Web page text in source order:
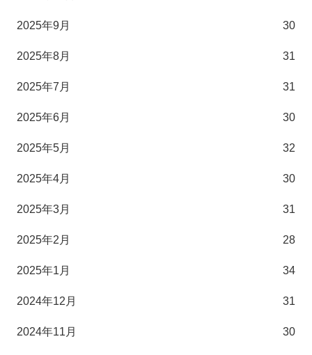
2025年9月 30
2025年8月 31
2025年7月 31
2025年6月 30
2025年5月 32
2025年4月 30
2025年3月 31
2025年2月 28
2025年1月 34
2024年12月 31
2024年11月 30